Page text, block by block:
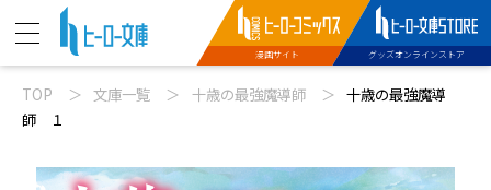
ニュース
漫画サイト グッズオンラインストア
TOP 文庫一覧 十歳の最強魔導師
十歳の最強魔導
師 １